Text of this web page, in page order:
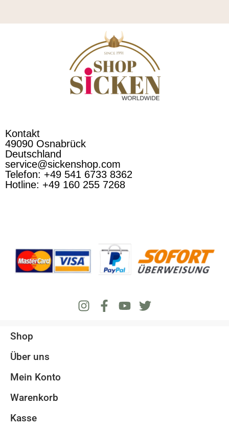
Kontakt
49090 Osnabrück
Deutschland
service@sickenshop.com
Telefon: +49 541 6733 8362
Hotline: +49 160 255 7268
Shop
Über uns
Mein Konto
Warenkorb
Kasse